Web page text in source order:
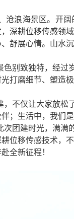
沧浪海景区。开
深耕位移传感领
舒展心情。山水
色别致独特，经
打磨细节、塑造
不仅让大家放
；生活中，我们
团建时光，满
位移传感技术，
全新征程！